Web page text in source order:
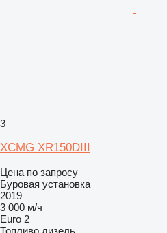
3
XCMG XR150DIII
Цена по запросу
Буровая установка
2019
3 000 м/ч
Euro 2
Топливо дизель